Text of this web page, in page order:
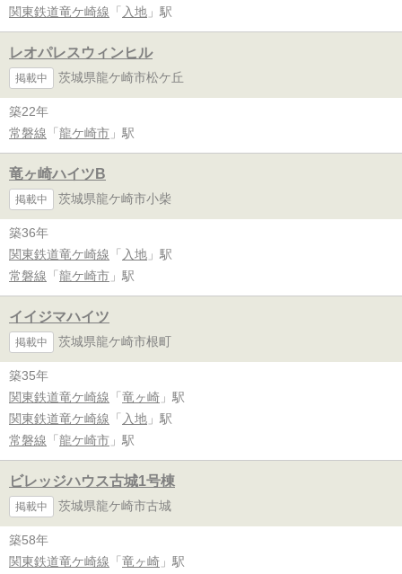
関東鉄道竜ケ崎線 「 入地 」駅
レオパレスウィンヒル
掲載中 茨城県龍ケ崎市松ケ丘
築22年
常磐線 「 龍ケ崎市 」駅
竜ヶ崎ハイツB
掲載中 茨城県龍ケ崎市小柴
築36年
関東鉄道竜ケ崎線 「 入地 」駅
常磐線 「 龍ケ崎市 」駅
イイジマハイツ
掲載中 茨城県龍ケ崎市根町
築35年
関東鉄道竜ケ崎線 「 竜ヶ崎 」駅
関東鉄道竜ケ崎線 「 入地 」駅
常磐線 「 龍ケ崎市 」駅
ビレッジハウス古城1号棟
掲載中 茨城県龍ケ崎市古城
築58年
関東鉄道竜ケ崎線 「 竜ヶ崎 」駅